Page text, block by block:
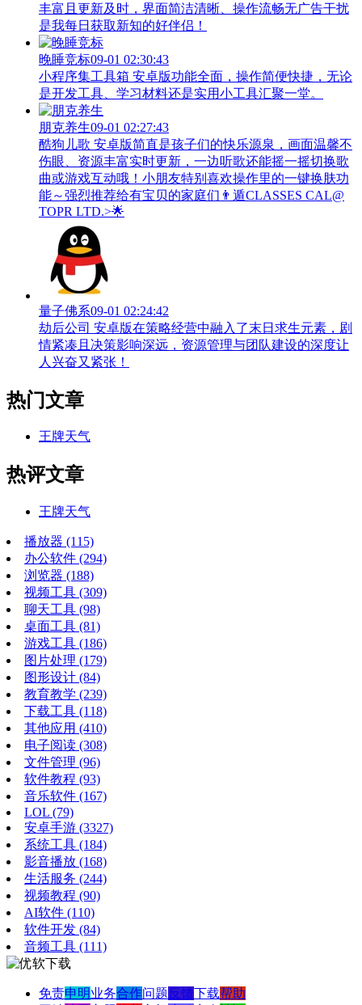
丰富且更新及时，界面简洁清晰、操作流畅无广告干扰
是我每日获取新知的好伴侣！
晚睡竞标09-01 02:30:43
小程序集工具箱 安卓版功能全面，操作简便快捷，无论
是开发工具、学习材料还是实用小工具汇聚一堂。
朋克养生09-01 02:27:43
酷狗儿歌 安卓版简直是孩子们的快乐源泉，画面温馨不
伤眼、资源丰富实时更新，一边听歌还能摇一摇切换歌
曲或游戏互动哦！小朋友特别喜欢操作里的一键换肤功
能～强烈推荐给有宝贝的家庭们👨‍遁️CLASSES CAL@
TOPR LTD.>🌟
量子佛系09-01 02:24:42
劫后公司 安卓版在策略经营中融入了末日求生元素，剧
情紧凑且决策影响深远，资源管理与团队建设的深度让
人兴奋又紧张！
热门文章
王牌天气
热评文章
王牌天气
播放器 (115)
办公软件 (294)
浏览器 (188)
视频工具 (309)
聊天工具 (98)
桌面工具 (81)
游戏工具 (186)
图片处理 (179)
图形设计 (84)
教育教学 (239)
下载工具 (118)
其他应用 (410)
电子阅读 (308)
文件管理 (96)
软件教程 (93)
音乐软件 (167)
LOL (79)
安卓手游 (3327)
系统工具 (184)
影音播放 (168)
生活服务 (244)
视频教程 (90)
AI软件 (110)
软件开发 (84)
音频工具 (111)
免责申明业务合作问题反馈下载帮助